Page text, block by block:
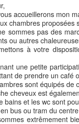
accueillerons mon
chambres proposées
sommes pas des
ou autres
à votre
une petite
de prendre un café
sont équipés de
cheveux est
bains et les wc sont
bus ou tram du
extrêmement